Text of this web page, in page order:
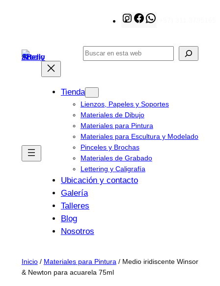
Instagram
Facebook
Buscar
Tienda
Lienzos, Papeles y Soportes
Materiales de Dibujo
Materiales para Pintura
Materiales para Escultura y Modelado
Pinceles y Brochas
Materiales de Grabado
Lettering y Caligrafía
Ubicación y contacto
Galería
Talleres
Blog
Nosotros
Inicio/ Materiales para Pintura / Medio iridiscente Winsor
& Newton para acuarela 75ml